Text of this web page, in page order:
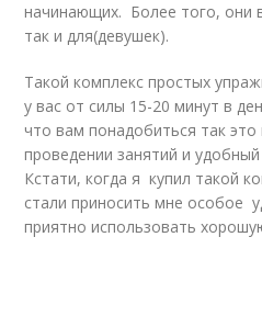
начинающих. Более того, они
так и для(девушек).
Такой комплекс простых
у вас от силы 15-20 минут в
что вам понадобиться так это
проведении занятий и
Кстати, когда я купил такой
стали приносить мне особое
приятно использовать